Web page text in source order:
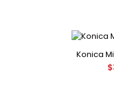
Minolta Sarı
Konica